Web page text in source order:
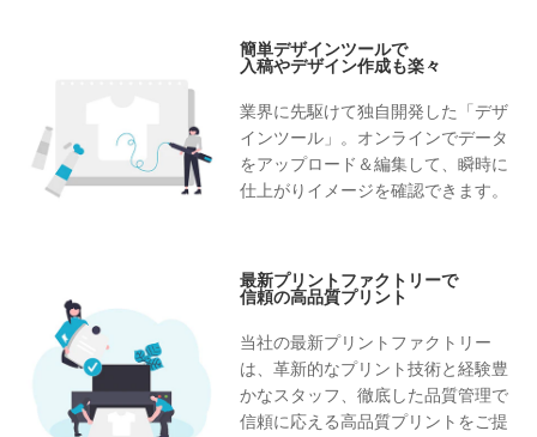
簡単デザインツールで
入稿やデザイン作成も楽々
業界に先駆けて独自開発した「デザ
インツール」。オンラインでデータ
をアップロード＆編集して、瞬時に
仕上がりイメージを確認できます。
最新プリントファクトリーで
信頼の高品質プリント
当社の最新プリントファクトリー
は、革新的なプリント技術と経験豊
かなスタッフ、徹底した品質管理で
信頼に応える高品質プリントをご提